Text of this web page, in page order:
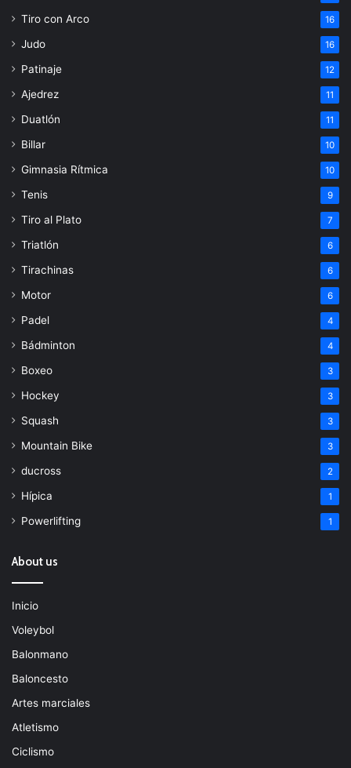
Tiro con Arco 16
Judo 16
Patinaje 12
Ajedrez 11
Duatlón 11
Billar 10
Gimnasia Rítmica 10
Tenis 9
Tiro al Plato 7
Triatlón 6
Tirachinas 6
Motor 6
Padel 4
Bádminton 4
Boxeo 3
Hockey 3
Squash 3
Mountain Bike 3
ducross 2
Hípica 1
Powerlifting 1
About us
Inicio
Voleybol
Balonmano
Baloncesto
Artes marciales
Atletismo
Ciclismo